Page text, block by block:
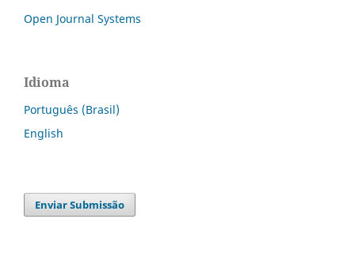
Open Journal Systems
Idioma
Português (Brasil)
English
Enviar Submissão